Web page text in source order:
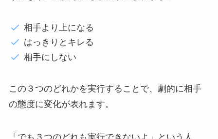
相手より上になる
はっきりとキレる
相手にしない
この３つのどれかを実行することで、劇的に相手
の態度に変化が表れます。
「でも３つのどれも実行できないよ」という人